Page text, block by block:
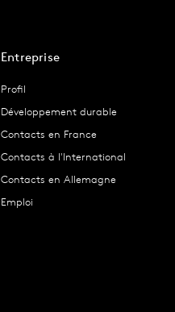
Entreprise
Profil
Développement durable
Contacts en France
Contacts à l'International
Contacts en Allemagne
Emploi